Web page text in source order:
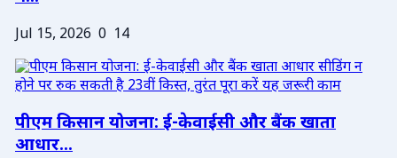
Jul 15, 2026 0 14
पीएम किसान योजना: ई-केवाईसी और बैंक खाता
आधार...